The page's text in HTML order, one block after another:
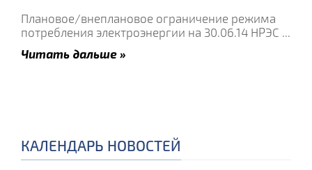
Плановое/внеплановое ограничение режима
потребления электроэнергии на 30.06.14 НРЭС ...
Читать дальше »
КАЛЕНДАРЬ НОВОСТЕЙ